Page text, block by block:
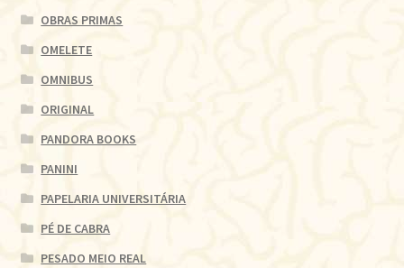
OBRAS PRIMAS
OMELETE
OMNIBUS
ORIGINAL
PANDORA BOOKS
PANINI
PAPELARIA UNIVERSITÁRIA
PÉ DE CABRA
PESADO MEIO REAL